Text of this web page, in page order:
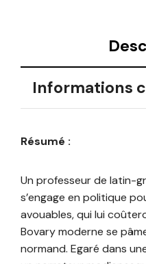
Informations
Résumé :
Un professeur de latin-
s’engage en politique
avouables, qui lui
Bovary moderne se
normand. Egaré dans